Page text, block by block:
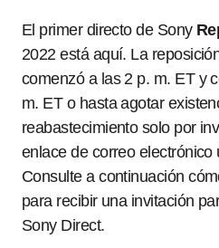
El primer directo de Sony
2022 está aquí. La
comenzó a las 2 p. m. ET y
m. ET o hasta agotar
reabastecimiento solo por
enlace de correo electrónico
Consulte a continuación
para recibir una invitación
Sony Direct.